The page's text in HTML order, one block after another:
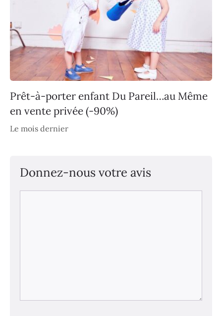
Prêt-à-porter enfant Du Pareil…au Même
en vente privée (-90%)
Le mois dernier
Donnez-nous votre avis